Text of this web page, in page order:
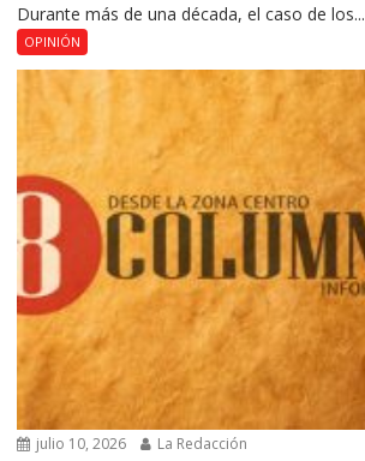
Durante más de una década, el caso de los...
OPINIÓN
julio 10, 2026 La Redacción